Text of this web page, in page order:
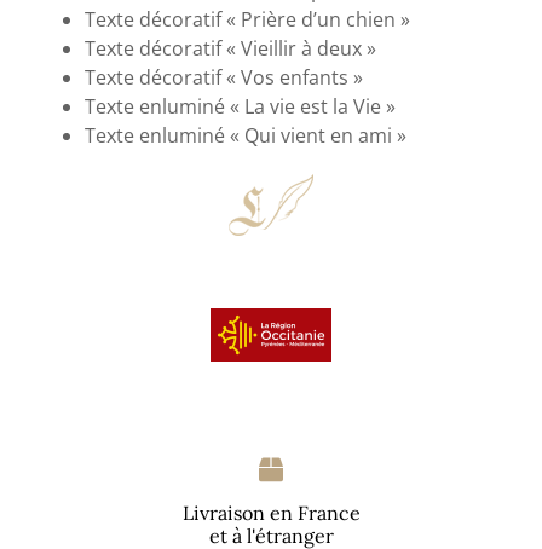
Texte décoratif « Prière d’un chien »
Texte décoratif « Vieillir à deux »
Texte décoratif « Vos enfants »
Texte enluminé « La vie est la Vie »
Texte enluminé « Qui vient en ami »
Livraison en France
et à l'étranger